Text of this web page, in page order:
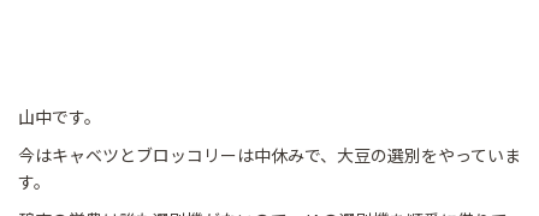
山中です。
今はキャベツとブロッコリーは中休みで、大豆の選別をやっていま
す。